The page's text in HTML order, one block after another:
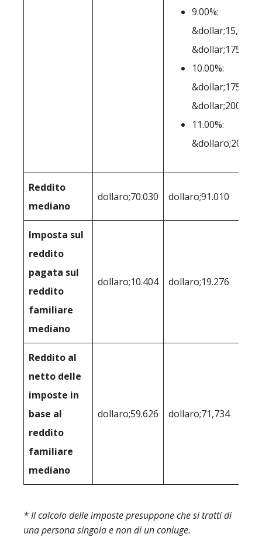
9.00%:
&dollar;15,0001-
&dollar;175,000
10.00%:
&dollar;175,001-
&dollar;200,000
11.00%:
Reddito
mediano
dollaro;70.030 dollaro;91.010
Imposta sul
reddito
pagata sul
reddito
familiare
mediano
dollaro;10.404 dollaro;19.276
Reddito al
netto delle
imposte in
base al
reddito
familiare
mediano
dollaro;59.626 dollaro;71,734
* Il calcolo delle imposte presuppone che si tratti di
una persona singola e non di un coniuge.